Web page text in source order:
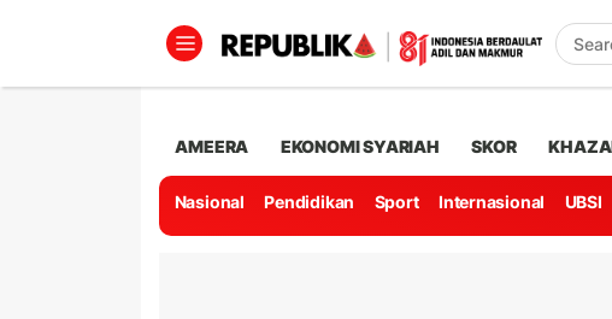
AMEERA EKONOMI SYARIAH SKOR
Nasional Pendidikan Sport Internasional UBSI